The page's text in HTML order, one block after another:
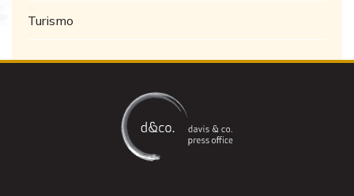
Turismo